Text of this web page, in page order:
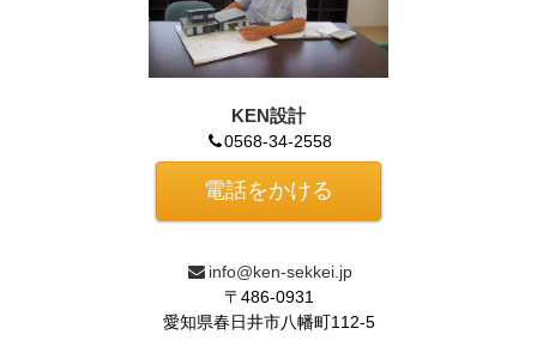
KEN設計
0568-34-2558
電話をかける
info@ken-sekkei.jp
〒486-0931
愛知県春日井市八幡町112-5